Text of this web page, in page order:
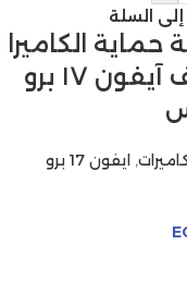
السلة
الكاميرا
لهاتف آيفون ١٧ برو
,
ايفون 17 برو